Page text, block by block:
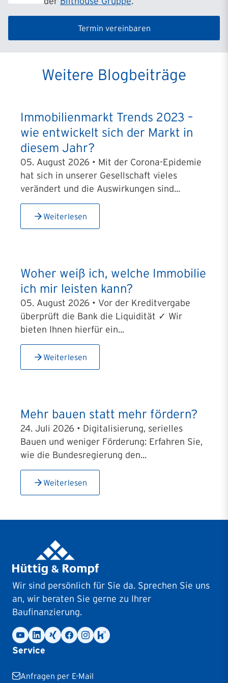
Termin vereinbaren
Weitere Blogbeiträge
Immobilienmarkt Trends 2023 –
wie entwickelt sich der Markt in
diesem Jahr?
05. August 2026 • Mit der Corona-Epidemie
hat sich in unserer Gesellschaft vieles
verändert und die Auswirkungen sind...
Weiterlesen
Woher weiß ich, welche Immobilie
ich mir leisten kann?
05. August 2026 • Vor der Kreditvergabe
überprüft die Bank die Liquidität ✓ Wir
bieten Ihnen hierfür ein...
Weiterlesen
Mehr bauen statt mehr fördern?
24. Juli 2026 • Digitalisierung, serielles
Bauen und weniger Förderung: Erfahren Sie,
wie die Bundesregierung den...
Weiterlesen
Wir sind persönlich für Sie da. Sprechen Sie uns
an, wir beraten Sie gerne zu Ihrer
Baufinanzierung.
Service
Anfragen per E-Mail